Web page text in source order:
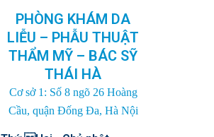
PHÒNG KHÁM DA
LIỄU – PHẪU THUẬT
THẨM MỸ – BÁC SỸ
THÁI HÀ
Cơ sở 1: Số 8 ngõ 26 Hoàng
Cầu, quận Đống Đa, Hà Nội